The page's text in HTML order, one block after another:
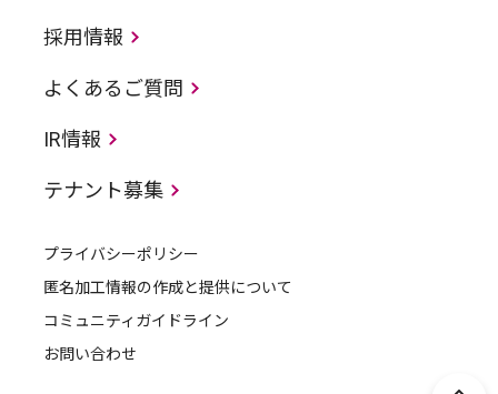
採用情報
よくあるご質問
IR情報
テナント募集
プライバシーポリシー
匿名加工情報の作成と提供について
コミュニティガイドライン
お問い合わせ